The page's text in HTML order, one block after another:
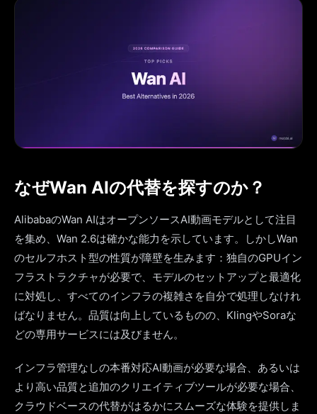
なぜWan AIの代替を探すのか？
AlibabaのWan AIはオープンソースAI動画モデルとして注目
を集め、Wan 2.6は確かな能力を示しています。しかしWan
のセルフホスト型の性質が障壁を生みます：独自のGPUイン
フラストラクチャが必要で、モデルのセットアップと最適化
に対処し、すべてのインフラの複雑さを自分で処理しなけれ
ばなりません。品質は向上しているものの、KlingやSoraな
どの専用サービスには及びません。
インフラ管理なしの本番対応AI動画が必要な場合、あるいは
より高い品質と追加のクリエイティブツールが必要な場合、
クラウドベースの代替がはるかにスムーズな体験を提供しま